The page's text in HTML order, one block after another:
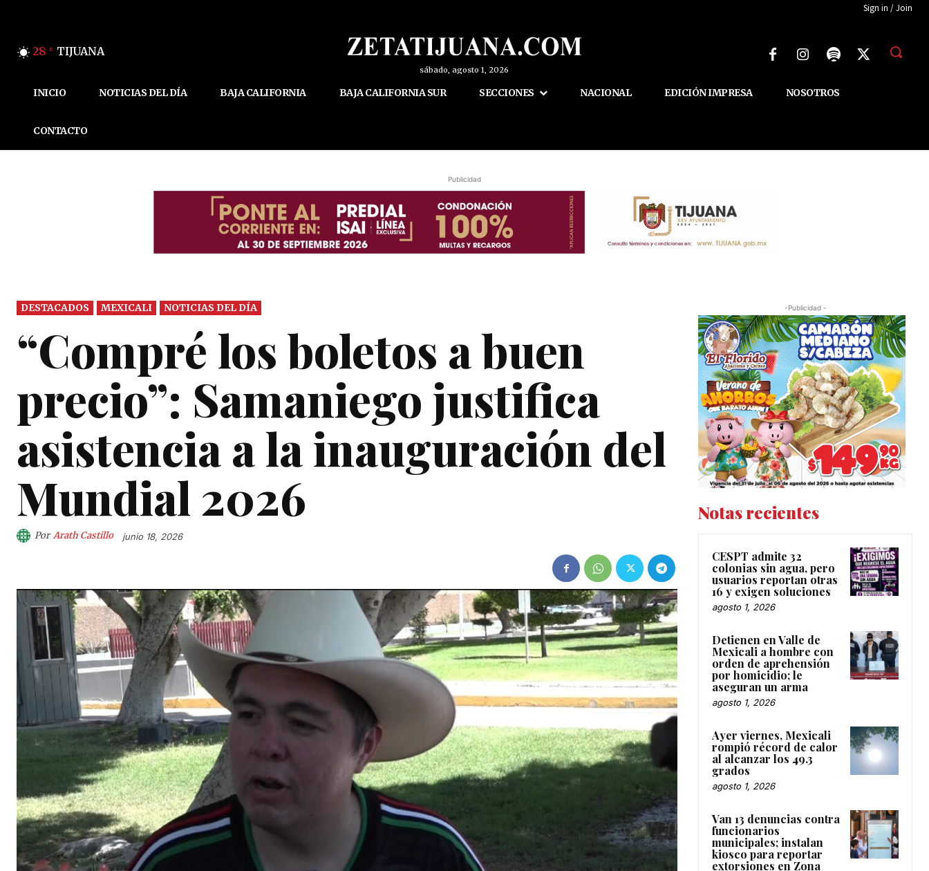
Sign in / Join
28 C TIJUANA
sábado, agosto 1, 2026
INICIO NOTICIAS DEL DÍA BAJA CALIFORNIA BAJA CALIFORNIA SUR SECCIONES NACIONAL EDICIÓN IMPRESA NOSOTROS
CONTACTO
Publicidad
DESTACADOS MEXICALI NOTICIAS DEL DÍA
“Compré los boletos a buen
precio”: Samaniego justifica
asistencia a la inauguración del
Mundial 2026
Por Arath Castillo junio 18, 2026
-Publicidad -
Notas recientes
CESPT admite 32
colonias sin agua, pero
usuarios reportan otras
16 y exigen soluciones
agosto 1, 2026
Detienen en Valle de
Mexicali a hombre con
orden de aprehensión
por homicidio; le
aseguran un arma
agosto 1, 2026
Ayer viernes, Mexicali
rompió récord de calor
al alcanzar los 49.3
grados
agosto 1, 2026
Van 13 denuncias contra
funcionarios
municipales; instalan
kiosco para reportar
extorsiones en Zona